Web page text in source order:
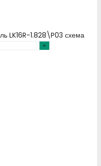
LK16R-1.828\P03 схема